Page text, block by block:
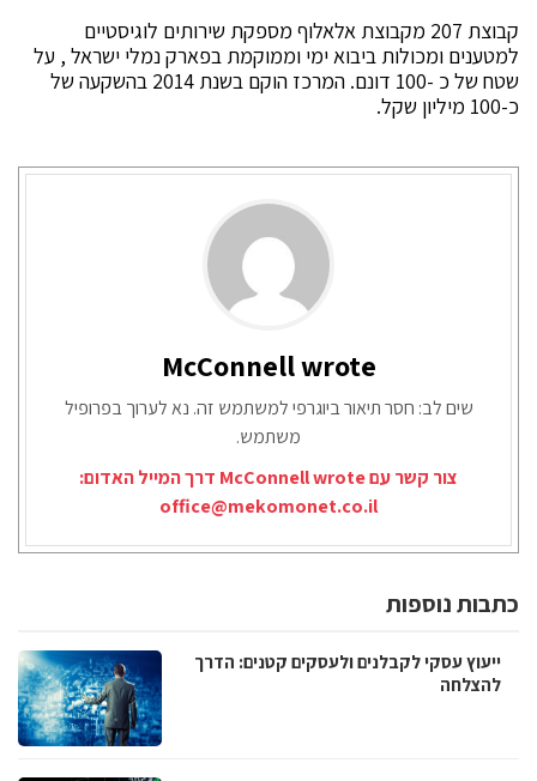
קבוצת 207 מקבוצת אלאלוף מספקת שירותים לוגיסטיים
למטענים ומכולות ביבוא ימי וממוקמת בפארק נמלי ישראל , על
שטח של כ -100 דונם. המרכז הוקם בשנת 2014 בהשקעה של
כ-100 מיליון שקל.
McConnell wrote
שים לב: חסר תיאור ביוגרפי למשתמש זה. נא לערוך בפרופיל
משתמש.
צור קשר עם McConnell wrote דרך המייל האדום:
office@mekomonet.co.il
כתבות נוספות
ייעוץ עסקי לקבלנים ולעסקים קטנים: הדרך
להצלחה